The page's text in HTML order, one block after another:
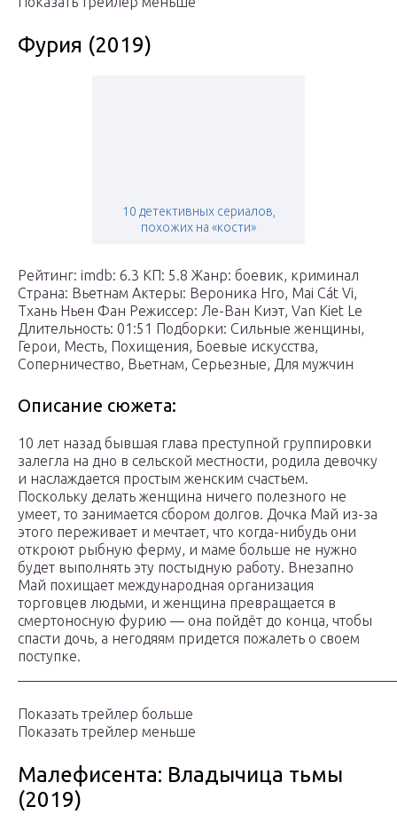
Фурия (2019)
10 детективных сериалов,
похожих на «кости»
Рейтинг: imdb: 6.3 КП: 5.8 Жанр: боевик, криминал
Страна: Вьетнам Актеры: Вероника Нго, Mai Cát Vi,
Тхань Ньен Фан Режиссер: Ле-Ван Киэт, Van Kiet Le
Длительность: 01:51 Подборки: Сильные женщины,
Герои, Месть, Похищения, Боевые искусства,
Соперничество, Вьетнам, Серьезные, Для мужчин
Описание сюжета:
10 лет назад бывшая глава преступной группировки
залегла на дно в сельской местности, родила девочку
и наслаждается простым женским счастьем.
Поскольку делать женщина ничего полезного не
умеет, то занимается сбором долгов. Дочка Май из-за
этого переживает и мечтает, что когда-нибудь они
откроют рыбную ферму, и маме больше не нужно
будет выполнять эту постыдную работу. Внезапно
Май похищает международная организация
торговцев людьми, и женщина превращается в
смертоносную фурию — она пойдёт до конца, чтобы
спасти дочь, а негодяям придется пожалеть о своем
поступке.
Показать трейлер больше
Показать трейлер меньше
Малефисента: Владычица тьмы
(2019)